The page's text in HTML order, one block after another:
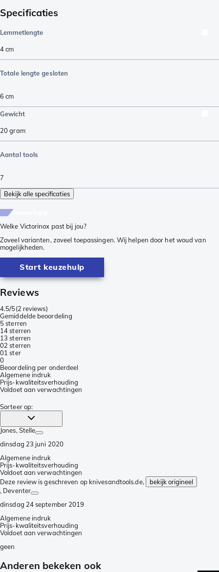
Specificaties
Lemmetlengte
4cm
Totale lengte gesloten
6cm
Gewicht
20gram
Aantal tools
7
Bekijk alle specificaties
Welke Victorinox past bij jou?
Zoveel varianten, zoveel toepassingen. Wij helpen door het woud van
mogelijkheden.
Start keuzehulp
Reviews
4.5/5(2 reviews)
Gemiddelde beoordeling
5 sterren
14 sterren
13 sterren
02 sterren
01 ster
0
Beoordeling per onderdeel
Algemene indruk
Prijs-kwaliteitsverhouding
Voldoet aan verwachtingen
Sorteer op:
Jones, Stelle
dinsdag 23 juni 2020
Algemene indruk
Prijs-kwaliteitsverhouding
Voldoet aan verwachtingen
Deze review is geschreven op knivesandtools.de,
bekijk origineel
, Deventer
dinsdag 24 september 2019
Algemene indruk
Prijs-kwaliteitsverhouding
Voldoet aan verwachtingen
geen
Anderen bekeken ook